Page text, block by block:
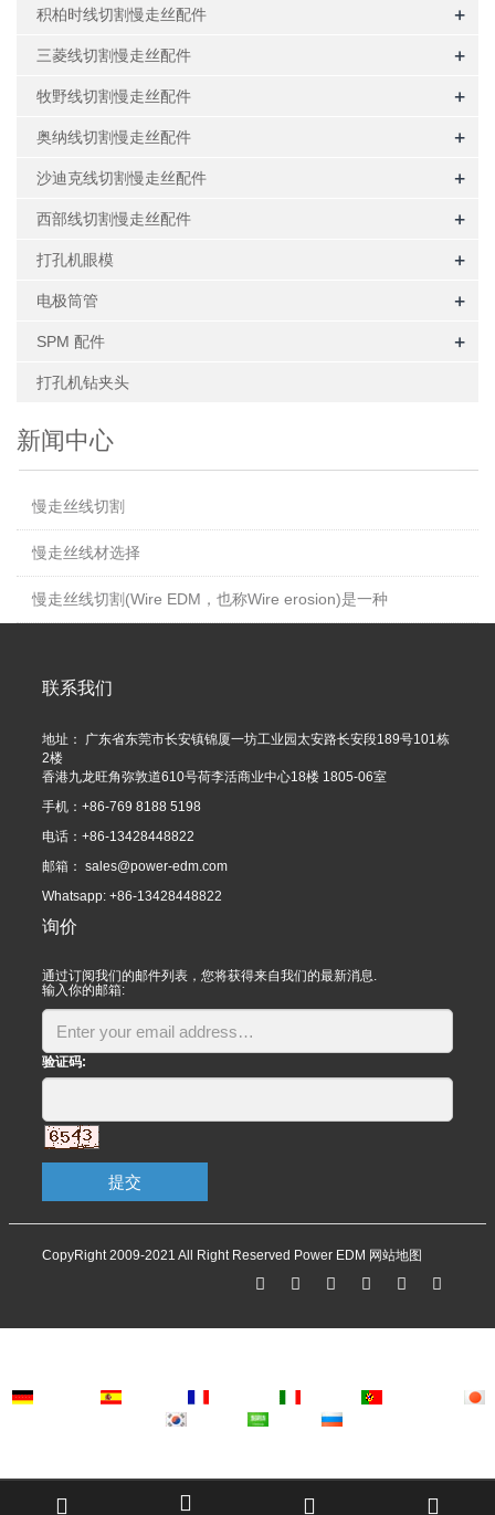
积柏时线切割慢走丝配件 +
三菱线切割慢走丝配件 +
牧野线切割慢走丝配件 +
奥纳线切割慢走丝配件 +
沙迪克线切割慢走丝配件 +
西部线切割慢走丝配件 +
打孔机眼模 +
电极筒管 +
SPM 配件 +
打孔机钻夹头
新闻中心
慢走丝线切割
慢走丝线材选择
慢走丝线切割(Wire EDM，也称Wire erosion)是一种
联系我们
地址： 广东省东莞市长安镇锦厦一坊工业园太安路长安段189号101栋
2楼
香港九龙旺角弥敦道610号荷李活商业中心18楼 1805-06室
手机：+86-769 8188 5198
电话：+86-13428448822
邮箱： sales@power-edm.com
Whatsapp: +86-13428448822
询价
通过订阅我们的邮件列表，您将获得来自我们的最新消息.
输入你的邮箱:
验证码:
提交
CopyRight 2009-2021 All Right Reserved Power EDM 网站地图